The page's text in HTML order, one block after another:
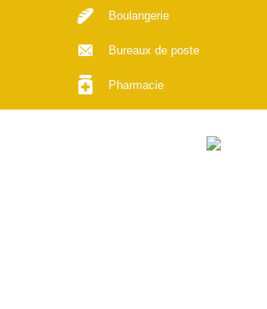
Boulangerie
Bureaux de poste
Pharmacie